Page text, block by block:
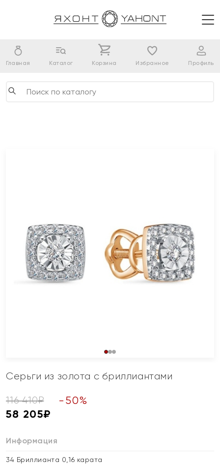
Главная Каталог Корзина Избранное Профиль
Серьги из золота с бриллиантами
116 410₽ - 50%
58 205₽
Информация
34 Бриллианта 0,16 карата